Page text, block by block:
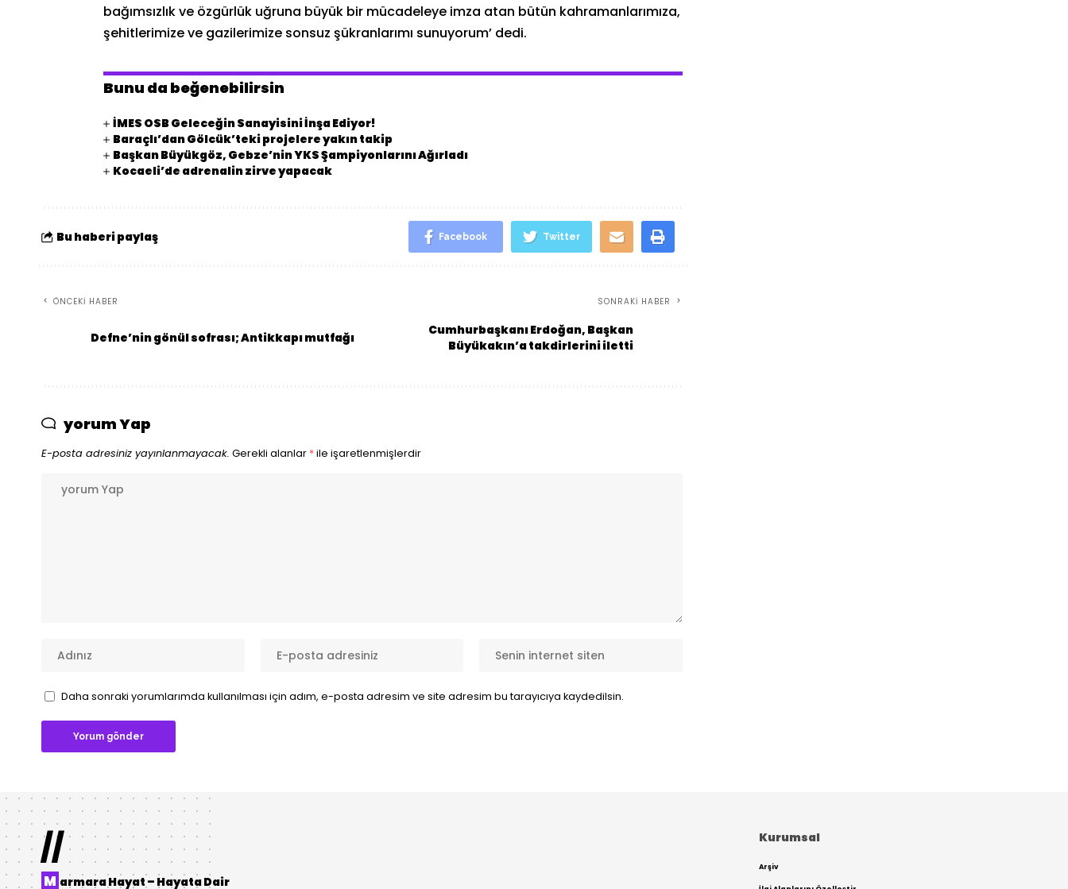
bağımsızlık ve özgürlük uğruna büyük bir mücadeleye imza atan bütün kahramanlarımıza,
şehitlerimize ve gazilerimize sonsuz şükranlarımı sunuyorum’ dedi.
Bunu da beğenebilirsin
İMES OSB Geleceğin Sanayisini İnşa Ediyor!
Baraçlı’dan Gölcük’teki projelere yakın takip
Başkan Büyükgöz, Gebze’nin YKS Şampiyonlarını Ağırladı
Kocaeli’de adrenalin zirve yapacak
Bu haberi paylaş Facebook Twitter
ÖNCEKI HABER
Defne’nin gönül sofrası; Antikkapı mutfağı
SONRAKI HABER
Cumhurbaşkanı Erdoğan, Başkan
Büyükakın’a takdirlerini iletti
yorum Yap
E-posta adresiniz yayınlanmayacak. Gerekli alanlar *ile işaretlenmişlerdir
Daha sonraki yorumlarımda kullanılması için adım, e-posta adresim ve site adresim bu tarayıcıya kaydedilsin.
//
M armara Hayat – Hayata Dair
Kurumsal
Arşiv